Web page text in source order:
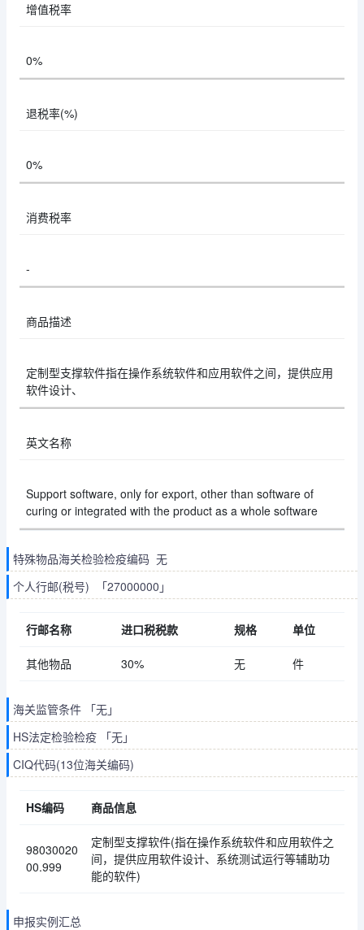
增值税率
0%
退税率(%)
0%
消费税率
-
商品描述
定制型支撑软件指在操作系统软件和应用软件之间，提供应用
软件设计、
英文名称
Support software, only for export, other than software of
curing or integrated with the product as a whole software
特殊物品海关检验检疫编码 无
个人行邮(税号) 「27000000」
行邮名称 进口税税款 规格 单位
其他物品 30% 无 件
海关监管条件 「无」
HS法定检验检疫 「无」
CIQ代码(13位海关编码)
HS编码 商品信息
98030020
00.999
定制型支撑软件(指在操作系统软件和应用软件之
间，提供应用软件设计、系统测试运行等辅助功
能的软件)
申报实例汇总